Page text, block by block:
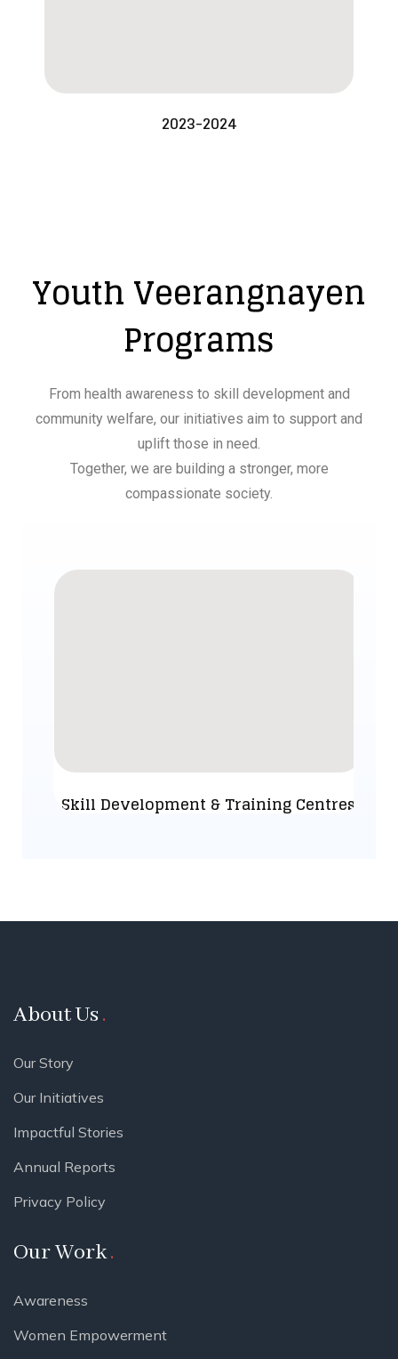
2023-2024
Youth Veerangnayen
Programs
From health awareness to skill development and
community welfare, our initiatives aim to support and
uplift those in need.
Together, we are building a stronger, more
compassionate society.
Skill Development & Training Centres
About Us
Our Story
Our Initiatives
Impactful Stories
Annual Reports
Privacy Policy
Our Work
Awareness
Women Empowerment